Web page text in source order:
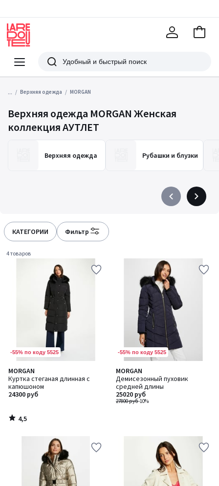
Меню
Redoute
Поиск
В
... Верхняя одежда MORGAN
Верхняя одежда MORGAN Женская
коллекция АУТЛЕТ
Верхняя одежда Рубашки и блузки
PrécédentSuivant
КАТЕГОРИИ Фильтр
4 товаров
-55% по коду 5525
MORGAN
Куртка стеганая длинная с
капюшоном
24300 руб
4,5
/ 5
4,5
/
-55% по коду 5525
MORGAN
Демисезонный пуховик
средней длины
27800 руб-10%
25020 руб